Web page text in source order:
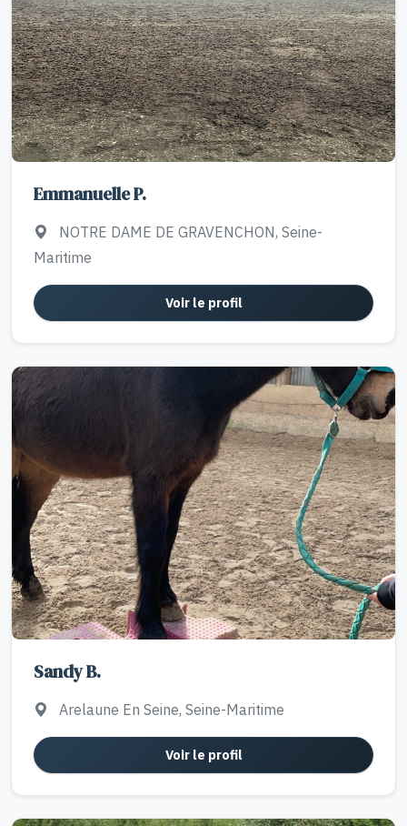
Emmanuelle P.
NOTRE DAME DE GRAVENCHON, Seine-
Maritime
Voir le profil
Sandy B.
Arelaune En Seine, Seine-Maritime
Voir le profil